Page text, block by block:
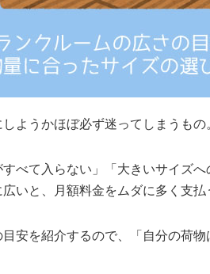
ようかほぼ必ず迷ってしまうもの。
べて入らない」「大きいサイズ
いと、月額料金をムダに多く支払
安を紹介するので、「自分の荷